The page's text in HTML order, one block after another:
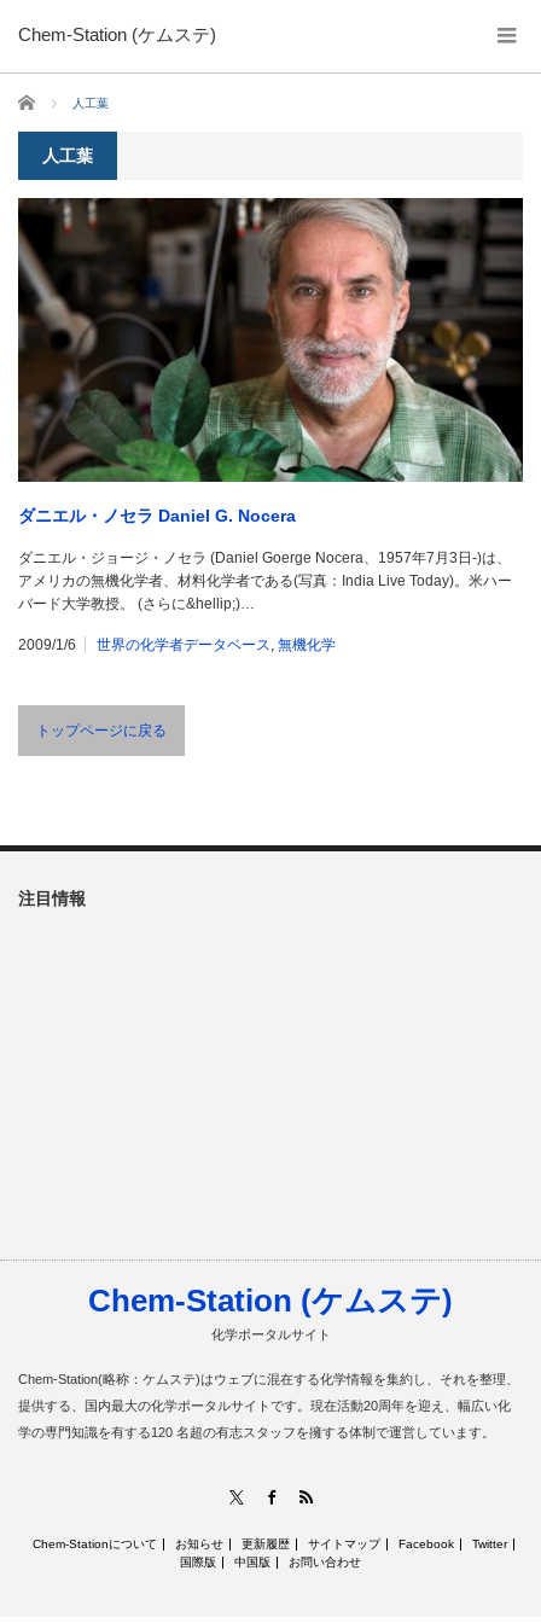
Chem-Station (ケムステ)
ホーム 人工葉
人工葉
ダニエル・ノセラ Daniel G. Nocera
ダニエル・ジョージ・ノセラ (Daniel Goerge Nocera、1957年7月3日-)は、
アメリカの無機化学者、材料化学者である(写真：India Live Today)。米ハー
バード大学教授。 (さらに&hellip;)…
2009/1/6 世界の化学者データベース, 無機化学
トップページに戻る
注目情報
Chem-Station (ケムステ)
化学ポータルサイト
Chem-Station(略称：ケムステ)はウェブに混在する化学情報を集約し、それを整理、
提供する、国内最大の化学ポータルサイトです。現在活動20周年を迎え、幅広い化
学の専門知識を有する120 名超の有志スタッフを擁する体制で運営しています。
Facebook
Chem-Stationについて お知らせ 更新履歴 サイトマップ Facebook
Twitter
国際版
中国版 お問い合わせ